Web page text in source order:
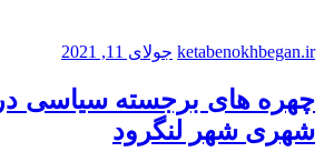
ketabenokhbegan.ir جولای 11, 2021
چهره های برجسته سیاسی
شهری شهر لنگرود